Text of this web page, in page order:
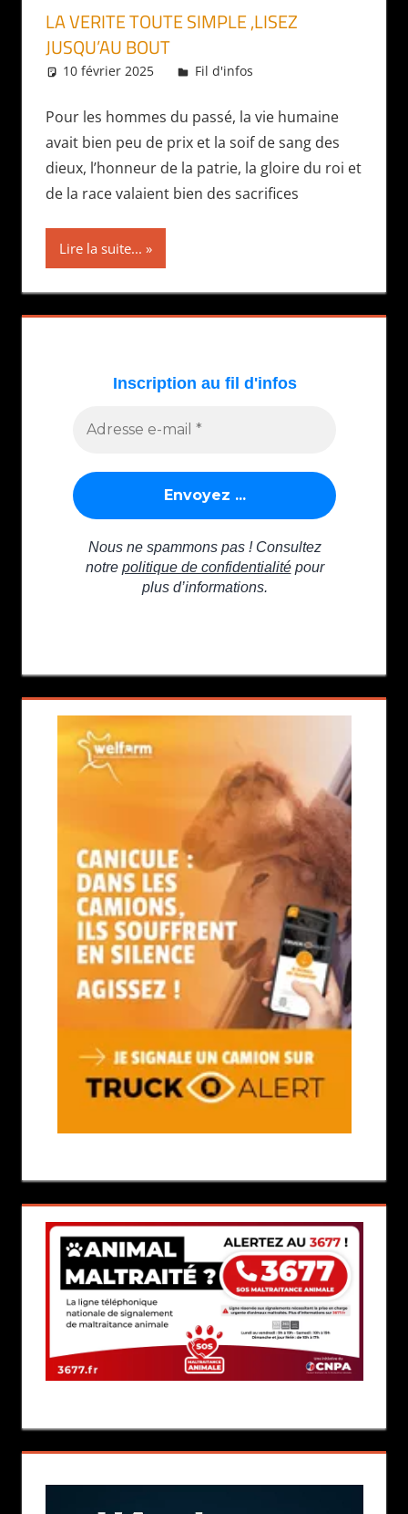
LA VERITE TOUTE SIMPLE ,LISEZ
JUSQU’AU BOUT
10 février 2025 Daniel
Fil d'infos
Pour les hommes du passé, la vie humaine
avait bien peu de prix et la soif de sang des
dieux, l’honneur de la patrie, la gloire du roi et
de la race valaient bien des sacrifices
Lire la suite...